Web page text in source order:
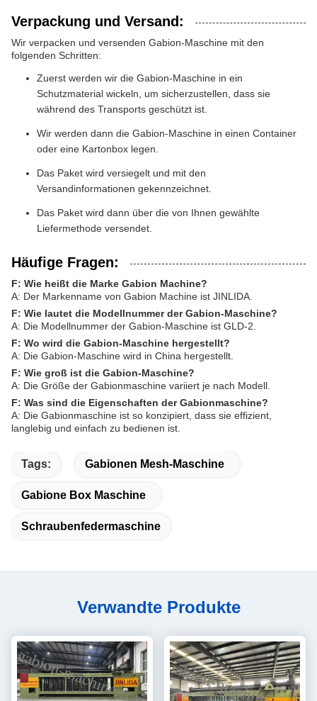
Verpackung und Versand:
Wir verpacken und versenden Gabion-Maschine mit den
folgenden Schritten:
Zuerst werden wir die Gabion-Maschine in ein
Schutzmaterial wickeln, um sicherzustellen, dass sie
während des Transports geschützt ist.
Wir werden dann die Gabion-Maschine in einen Container
oder eine Kartonbox legen.
Das Paket wird versiegelt und mit den
Versandinformationen gekennzeichnet.
Das Paket wird dann über die von Ihnen gewählte
Liefermethode versendet.
Häufige Fragen:
F: Wie heißt die Marke Gabion Machine?
A: Der Markenname von Gabion Machine ist JINLIDA.
F: Wie lautet die Modellnummer der Gabion-Maschine?
A: Die Modellnummer der Gabion-Maschine ist GLD-2.
F: Wo wird die Gabion-Maschine hergestellt?
A: Die Gabion-Maschine wird in China hergestellt.
F: Wie groß ist die Gabion-Maschine?
A: Die Größe der Gabionmaschine variiert je nach Modell.
F: Was sind die Eigenschaften der Gabionmaschine?
A: Die Gabionmaschine ist so konzipiert, dass sie effizient,
langlebig und einfach zu bedienen ist.
Tags: Gabionen Mesh-Maschine
Gabione Box Maschine
Schraubenfedermaschine
Verwandte Produkte